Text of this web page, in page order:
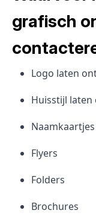
grafisch
Logo laten
Huisstijl
Flyers
Folders
Brochures